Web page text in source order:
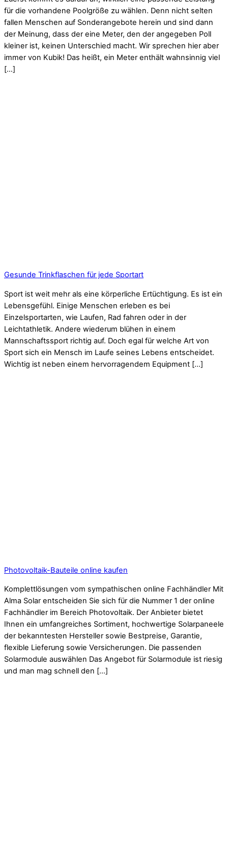
für die vorhandene Poolgröße zu wählen. Denn nicht selten
fallen Menschen auf Sonderangebote herein und sind dann
der Meinung, dass der eine Meter, den der angegeben Poll
kleiner ist, keinen Unterschied macht. Wir sprechen hier aber
immer von Kubik! Das heißt, ein Meter enthält wahnsinnig viel
[…]
Gesunde Trinkflaschen für jede Sportart
Sport ist weit mehr als eine körperliche Ertüchtigung. Es ist ein
Lebensgefühl. Einige Menschen erleben es bei
Einzelsportarten, wie Laufen, Rad fahren oder in der
Leichtathletik. Andere wiederum blühen in einem
Mannschaftssport richtig auf. Doch egal für welche Art von
Sport sich ein Mensch im Laufe seines Lebens entscheidet.
Wichtig ist neben einem hervorragendem Equipment […]
Photovoltaik-Bauteile online kaufen
Komplettlösungen vom sympathischen online Fachhändler Mit
Alma Solar entscheiden Sie sich für die Nummer 1 der online
Fachhändler im Bereich Photovoltaik. Der Anbieter bietet
Ihnen ein umfangreiches Sortiment, hochwertige Solarpaneele
der bekanntesten Hersteller sowie Bestpreise, Garantie,
flexible Lieferung sowie Versicherungen. Die passenden
Solarmodule auswählen Das Angebot für Solarmodule ist riesig
und man mag schnell den […]